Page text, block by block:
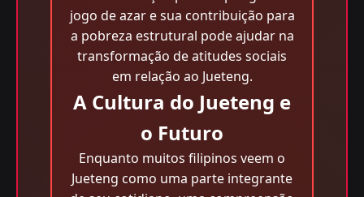
jogo de azar e sua contribuição para
a pobreza estrutural pode ajudar na
transformação de atitudes sociais
em relação ao Jueteng.
A Cultura do Jueteng e
o Futuro
Enquanto muitos filipinos veem o
Jueteng como uma parte integrante